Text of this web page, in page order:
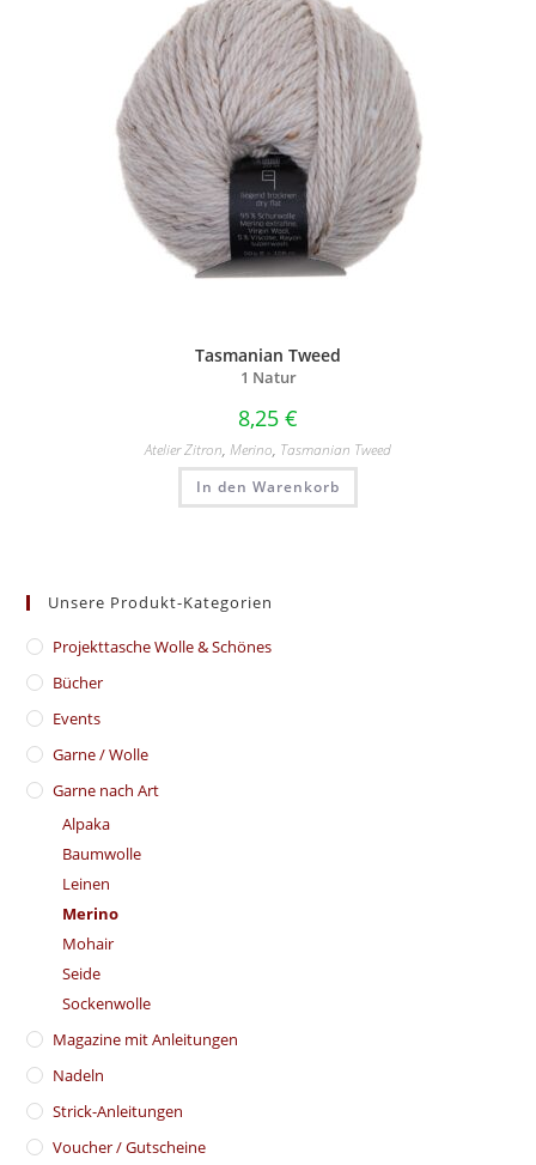
Tasmanian Tweed
1 Natur
8,25 €
Atelier Zitron, Merino, Tasmanian Tweed
In den Warenkorb
Unsere Produkt-Kategorien
​Projekttasche Wolle & Schönes
Bücher
Events
Garne / Wolle
Garne nach Art
Alpaka
Baumwolle
Leinen
Merino
Mohair
Seide
Sockenwolle
Magazine mit Anleitungen
Nadeln
Strick-Anleitungen
Voucher / Gutscheine